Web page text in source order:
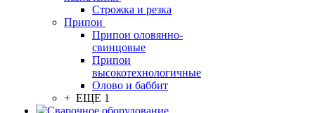
Строжка и резка
Припои
Припои оловянно-
свинцовые
Припои
высокотехнологичные
Олово и баббит
+ ЕЩЕ 1